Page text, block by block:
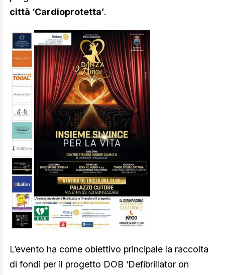
città ‘Cardioprotetta’.
L’evento ha come obiettivo principale la raccolta
di fondi per il progetto DOB ‘Defibrillator on